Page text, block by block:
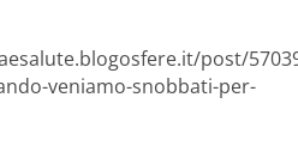
post/
veniamo-snobbati-per-